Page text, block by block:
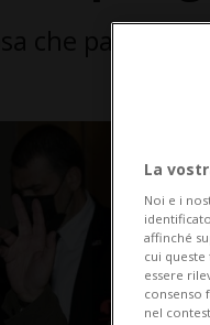
La
Noi e i
affinché
cui
essere
consenso
nel